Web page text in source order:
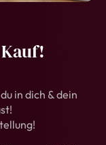
in dich & dein